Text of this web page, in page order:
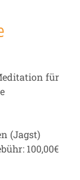
für
(Jagst)
100,00€